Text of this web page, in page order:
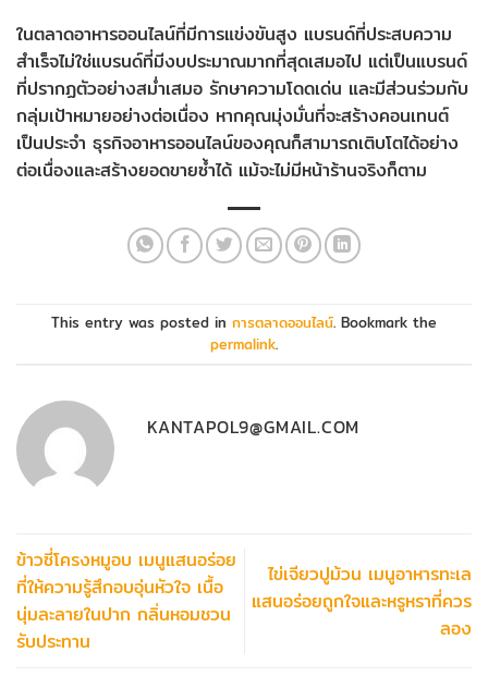
ในตลาดอาหารออนไลน์ที่มีการแข่งขันสูง แบรนด์ที่ประสบความ
สำเร็จไม่ใช่แบรนด์ที่มีงบประมาณมากที่สุดเสมอไป แต่เป็นแบรนด์
ที่ปรากฏตัวอย่างสม่ำเสมอ รักษาความโดดเด่น และมีส่วนร่วมกับ
กลุ่มเป้าหมายอย่างต่อเนื่อง หากคุณมุ่งมั่นที่จะสร้างคอนเทนต์
เป็นประจำ ธุรกิจอาหารออนไลน์ของคุณก็สามารถเติบโตได้อย่าง
ต่อเนื่องและสร้างยอดขายซ้ำได้ แม้จะไม่มีหน้าร้านจริงก็ตาม
This entry was posted in การตลาดออนไลน์. Bookmark the
permalink.
KANTAPOL9@GMAIL.COM
ข้าวซี่โครงหมูอบ เมนูแสนอร่อย
ที่ให้ความรู้สึกอบอุ่นหัวใจ เนื้อ
นุ่มละลายในปาก กลิ่นหอมชวน
รับประทาน
ไข่เจียวปูม้วน เมนูอาหารทะเล
แสนอร่อยถูกใจและหรูหราที่ควร
ลอง